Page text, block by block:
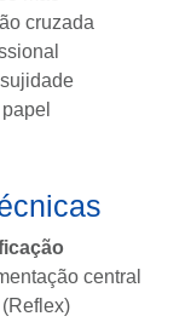
cruzada
central